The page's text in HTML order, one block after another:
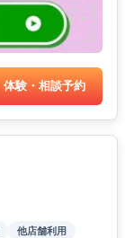
体験・相談予約
他店舗利用